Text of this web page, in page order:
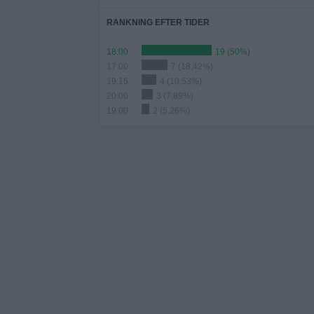
RANKNING EFTER TIDER
18:00
19 (50%)
17:00
7 (18,42%)
19:15
4 (10,53%)
20:00
3 (7,89%)
19:00
2 (5,26%)